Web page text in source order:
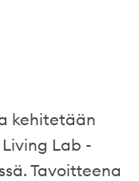
kehitetään
Lab -
Tavoitteena